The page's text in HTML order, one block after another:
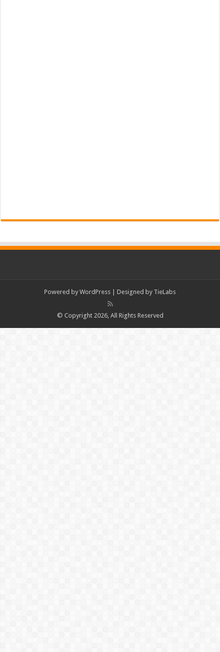
Powered by WordPress | Designed by TieLabs
© Copyright 2026, All Rights Reserved